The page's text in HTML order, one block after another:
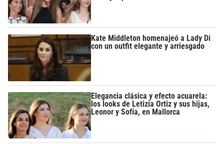
Kate Middleton homenajeó a Lady Di
con un outfit elegante y arriesgado
Elegancia clásica y efecto acuarela:
los looks de Letizia Ortiz y sus hijas,
Leonor y Sofía, en Mallorca